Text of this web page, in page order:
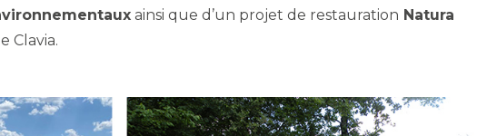
ainsi que d’un projet de restauration Natura
Clavia.